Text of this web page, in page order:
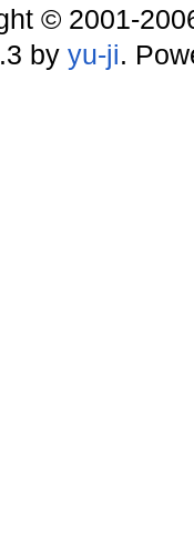
© 2001-
by yu-ji.